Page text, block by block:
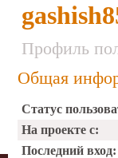
Профиль
Общая
Статус
На проекте с:
Последний вход: